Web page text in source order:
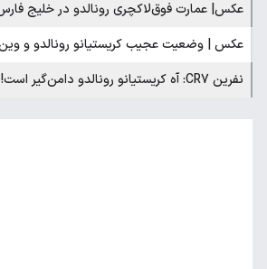
عکس| عمارت فوق‌لاکچری رونالدو در خلیج
عکس | وضعیت عجیب کریستیانو رونالدو و وین رونی
نفرین CR7: آه کریستیانو رونالدو دامن‌گیر است!